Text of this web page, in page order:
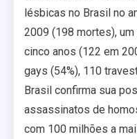
lésbicas no Brasil no
2009 (198 mortes),
cinco anos (122 em
gays (54%), 110
Brasil confirma sua
assassinatos de
com 100 milhões a